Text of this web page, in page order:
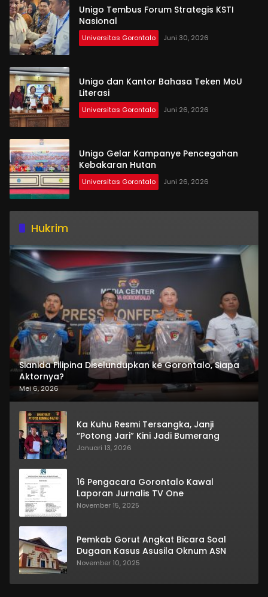
Unigo Tembus Forum Strategis KSTI
Nasional
Universitas Gorontalo Juni 30, 2026
Unigo dan Kantor Bahasa Teken MoU
Literasi
Universitas Gorontalo Juni 26, 2026
Unigo Gelar Kampanye Pencegahan
Kebakaran Hutan
Universitas Gorontalo Juni 26, 2026
Hukrim
Sianida Filipina Diselundupkan ke Gorontalo, Siapa
Aktornya?
Mei 6, 2026
Ka Kuhu Resmi Tersangka, Janji
“Potong Jari” Kini Jadi Bumerang
Januari 13, 2026
16 Pengacara Gorontalo Kawal
Laporan Jurnalis TV One
November 15, 2025
Pemkab Gorut Angkat Bicara Soal
Dugaan Kasus Asusila Oknum ASN
November 10, 2025